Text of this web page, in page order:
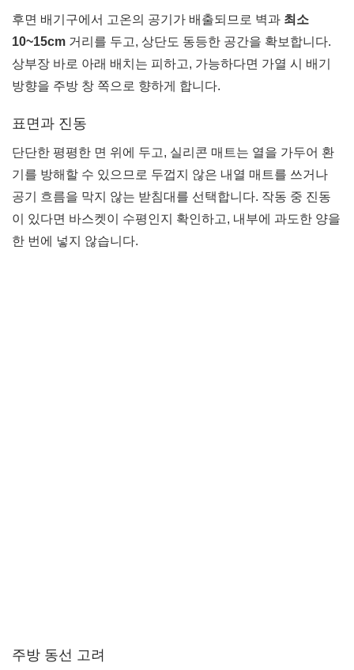
후면 배기구에서 고온의 공기가 배출되므로 벽과 최소
10~15cm 거리를 두고, 상단도 동등한 공간을 확보합니다.
상부장 바로 아래 배치는 피하고, 가능하다면 가열 시 배기
방향을 주방 창 쪽으로 향하게 합니다.
표면과 진동
단단한 평평한 면 위에 두고, 실리콘 매트는 열을 가두어 환
기를 방해할 수 있으므로 두껍지 않은 내열 매트를 쓰거나
공기 흐름을 막지 않는 받침대를 선택합니다. 작동 중 진동
이 있다면 바스켓이 수평인지 확인하고, 내부에 과도한 양을
한 번에 넣지 않습니다.
주방 동선 고려